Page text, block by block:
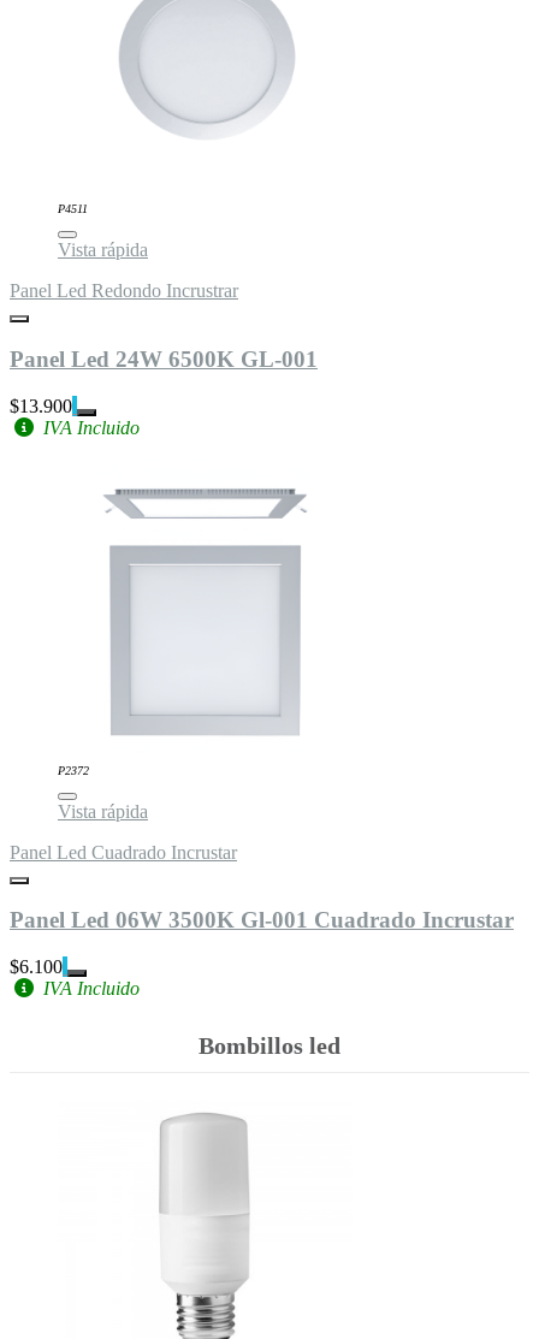
P4511
Vista rápida
Panel Led Redondo Incrustrar
Panel Led 24W 6500K GL-001
$13.900
IVA Incluido
P2372
Vista rápida
Panel Led Cuadrado Incrustar
Panel Led 06W 3500K Gl-001 Cuadrado Incrustar
$6.100
IVA Incluido
Bombillos led